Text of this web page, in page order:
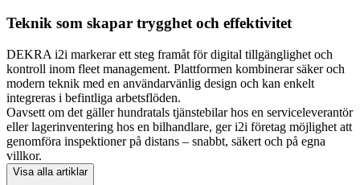
Teknik som skapar trygghet och effektivitet
DEKRA i2i markerar ett steg framåt för digital tillgänglighet och
kontroll inom fleet management. Plattformen kombinerar säker och
modern teknik med en användarvänlig design och kan enkelt
integreras i befintliga arbetsflöden.
Oavsett om det gäller hundratals tjänstebilar hos en serviceleverantör
eller lagerinventering hos en bilhandlare, ger i2i företag möjlighet att
genomföra inspektioner på distans – snabbt, säkert och på egna
villkor.
Visa alla artiklar